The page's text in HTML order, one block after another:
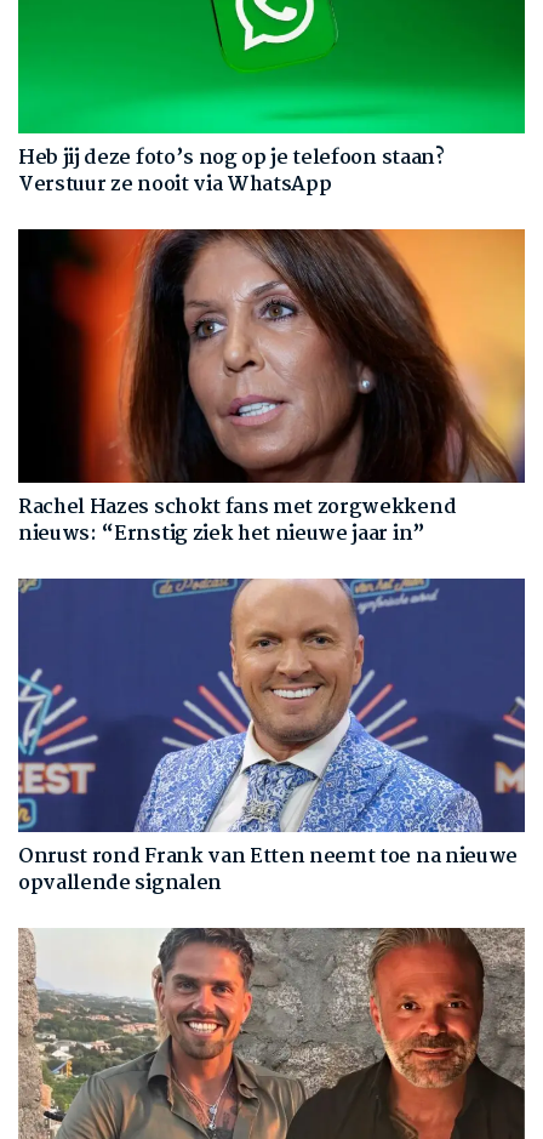
Heb jij deze foto’s nog op je telefoon staan?
Verstuur ze nooit via WhatsApp
Rachel Hazes schokt fans met zorgwekkend
nieuws: “Ernstig ziek het nieuwe jaar in”
Onrust rond Frank van Etten neemt toe na nieuwe
opvallende signalen